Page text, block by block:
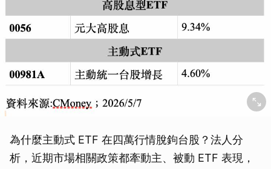
為什麼主動式 ETF 在四萬行情脫鉤台股？法人分
析，近期市場相關政策都牽動主、被動 ETF 表現，